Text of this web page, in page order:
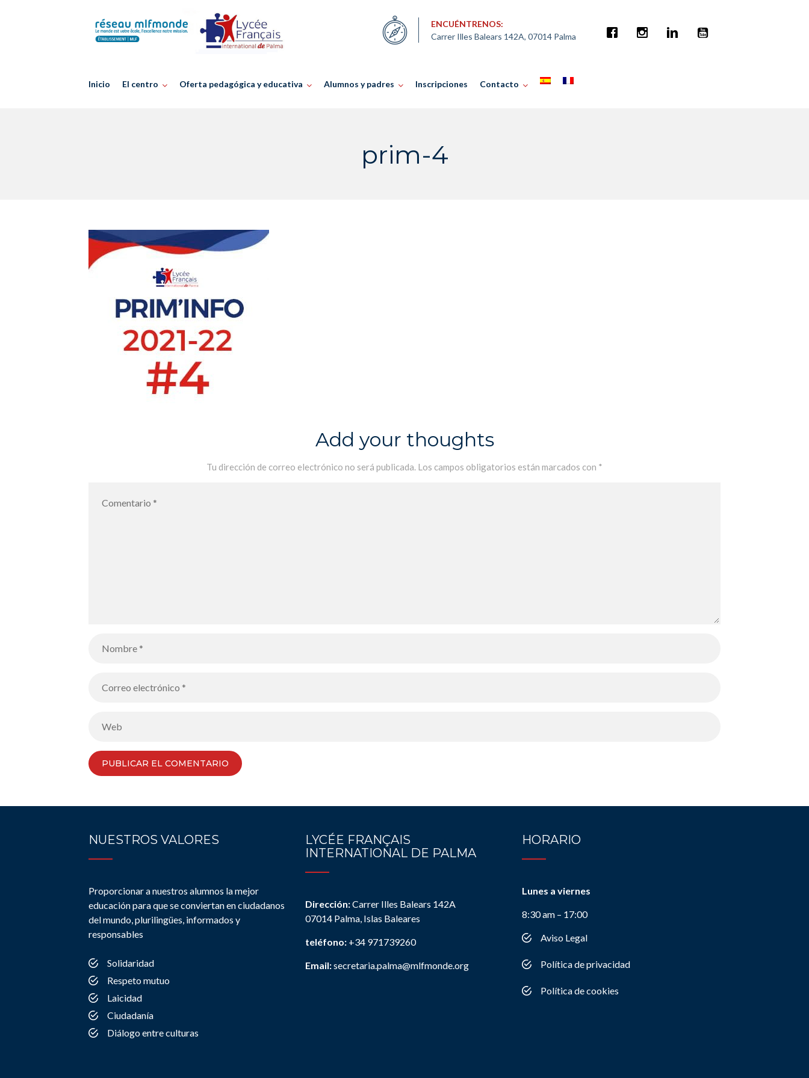
ENCUÉNTRENOS:
Carrer Illes Balears 142A, 07014 Palma
Inicio El centro Oferta pedagógica y educativa Alumnos y padres Inscripciones Contacto
prim-4
Add your thoughts
Tu dirección de correo electrónico no será publicada. Los campos obligatorios están marcados con *
NUESTROS VALORES
Proporcionar a nuestros alumnos la mejor
educación para que se conviertan en ciudadanos
del mundo, plurilingües, informados y
responsables
Solidaridad
Respeto mutuo
Laicidad
Ciudadanía
Diálogo entre culturas
LYCÉE FRANÇAIS
INTERNATIONAL DE PALMA
Dirección:Carrer Illes Balears 142A
07014 Palma, Islas Baleares
teléfono: +34 971739260
Email:secretaria.palma@mlfmonde.org
HORARIO
Lunes a viernes
8:30 am – 17:00
Aviso Legal
Política de privacidad
Política de cookies